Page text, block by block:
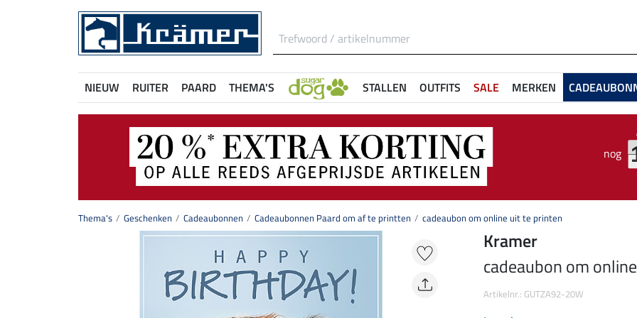
NIEUW RUITER PAARD THEMA'S STALLEN OUTFITS SALE MERKEN
nog
Thema's Geschenken Cadeaubonnen Cadeaubonnen Paard om af te printten cadeaubon om online uit te printen
Kramer
cadeaubon om
Artikelnr.: GUTZA92-20W